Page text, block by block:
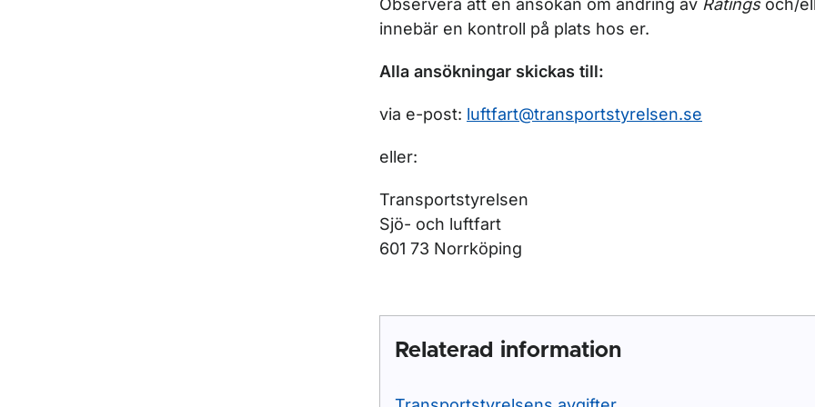
Observera att en ansökan om ändring av Ratingsoch/
innebär en kontroll på plats hos er.
Alla ansökningar skickas till:
via e-post: luftfart@transportstyrelsen.se
eller:
Transportstyrelsen
Sjö- och luftfart
601 73 Norrköping
Relaterad information